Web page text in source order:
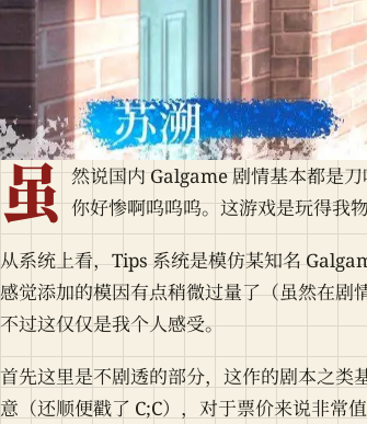
虽 然说国内 Galgame 剧情基本都是
你好惨啊呜呜呜。这游戏是玩得我
从系统上看，Tips 系统是模仿某知名
感觉添加的模因有点稍微过量了（虽然在
不过这仅仅是我个人感受。
首先这里是不剧透的部分，这作的剧本之
意（还顺便戳了 C;C），对于票价来说非常